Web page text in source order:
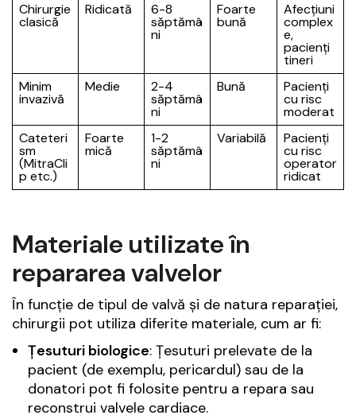
Chirurgie
clasică
Ridicată 6-8
săptămâ
ni
Foarte
bună
Afecțiuni
complex
e,
pacienți
tineri
Minim
invazivă
Medie 2-4
săptămâ
ni
Bună Pacienți
cu risc
moderat
Cateteri
sm
(MitraCli
p etc.)
Foarte
mică
1-2
săptămâ
ni
Variabilă Pacienți
cu risc
operator
ridicat
Materiale utilizate în
repararea valvelor
În funcție de tipul de valvă și de natura reparației,
chirurgii pot utiliza diferite materiale, cum ar fi:
Țesuturi biologice: Țesuturi prelevate de la
pacient (de exemplu, pericardul) sau de la
donatori pot fi folosite pentru a repara sau
reconstrui valvele cardiace.